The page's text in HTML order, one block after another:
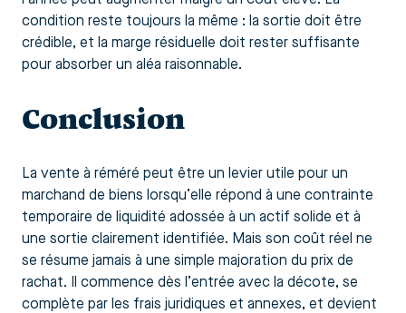
condition reste toujours la même : la sortie doit être
crédible, et la marge résiduelle doit rester suffisante
pour absorber un aléa raisonnable.
Conclusion
La vente à réméré peut être un levier utile pour un
marchand de biens lorsqu’elle répond à une contrainte
temporaire de liquidité adossée à un actif solide et à
une sortie clairement identifiée. Mais son coût réel ne
se résume jamais à une simple majoration du prix de
rachat. Il commence dès l’entrée avec la décote, se
complète par les frais juridiques et annexes, et devient